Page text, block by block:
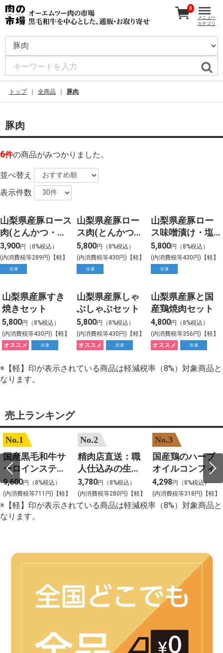
0
メニュー
カテゴリ
トップ 全商品 豚肉
豚肉
6件の商品がみつかりました。
並べ替え
表示件数
山梨県産豚ロース
肉(とんかつ・ト
ンテキ用) 3枚入
り
3,900円（8%税込）
(内消費税等289円)【軽】
冷凍
山梨県産豚ロー
ス肉(とんかつ・
トンテキ用) 5
枚入り
5,800円（8%税込）
(内消費税等430円)【軽】
冷凍
山梨県産豚ロー
ス味噌漬け・塩
こうじ漬け6枚セ
ット
5,800円（8%税込）
(内消費税等430円)【軽】
冷凍
山梨県産豚すき
焼きセット
5,800円（8%税込）
(内消費税等430円)【軽】
オススメ
冷凍
山梨県産豚しゃ
ぶしゃぶセット
5,800円（8%税込）
(内消費税等430円)【軽】
オススメ
冷凍
山梨県産豚と国
産鶏焼肉セット
4,800円（8%税込）
(内消費税等356円)【軽】
オススメ
冷凍
※【軽】印が表示されている商品は軽減税率（8%）対象商品と
なります。
売上ランキング
No.1
国産黒毛和牛サ
ーロインステー
キ 約200gカット
2枚入
9,600円（8%税込）
(内消費税等711円)【軽】
No.2
精肉店直送：職
人仕込みの生ハ
ンバーグ
3,780円（8%税込）
(内消費税等280円)【軽】
No.3
国産鶏のハーブ
オイルコンフィ
4,298円（8%税込）
(内消費税等318円)【軽】
※【軽】印が表示されている商品は軽減税率（8%）対象商品と
なります。